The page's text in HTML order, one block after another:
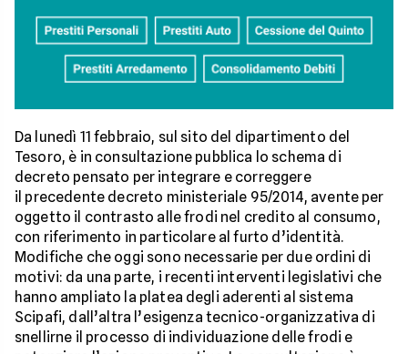
Da lunedì 11 febbraio, sul sito del dipartimento del
Tesoro, è in consultazione pubblica lo schema di
decreto pensato per integrare e correggere
il precedente decreto ministeriale 95/2014, avente per
oggetto il contrasto alle frodi nel credito al consumo,
con riferimento in particolare al furto d’identità.
Modifiche che oggi sono necessarie per due ordini di
motivi: da una parte, i recenti interventi legislativi che
hanno ampliato la platea degli aderenti al sistema
Scipafi, dall’altra l’esigenza tecnico-organizzativa di
snellirne il processo di individuazione delle frodi e